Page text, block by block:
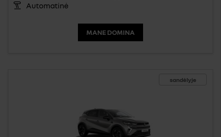
Automatinė
MANE DOMINA
sandėlyje